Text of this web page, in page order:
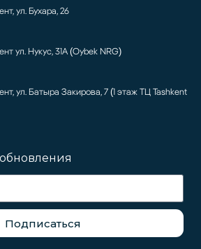
ул. Бухара, 26
ул. Нукус, 31А (Oybek NRG)
ул. Батыра Закирова, 7 (1 этаж ТЦ Tashkent
Подписаться